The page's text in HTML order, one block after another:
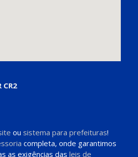
CR2
ou sistema para prefeituras!
completa, onde garantimos
as exigências das leis de